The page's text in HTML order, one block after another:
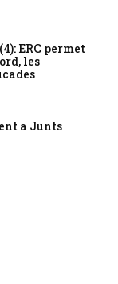
ERC permet
les
a Junts